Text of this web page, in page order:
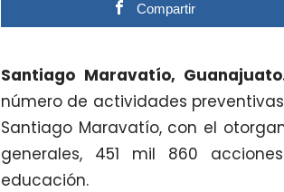
Compartir
Santiago Maravatío,
número de actividades
Santiago Maravatío, con el
generales, 451 mil 860
educación.